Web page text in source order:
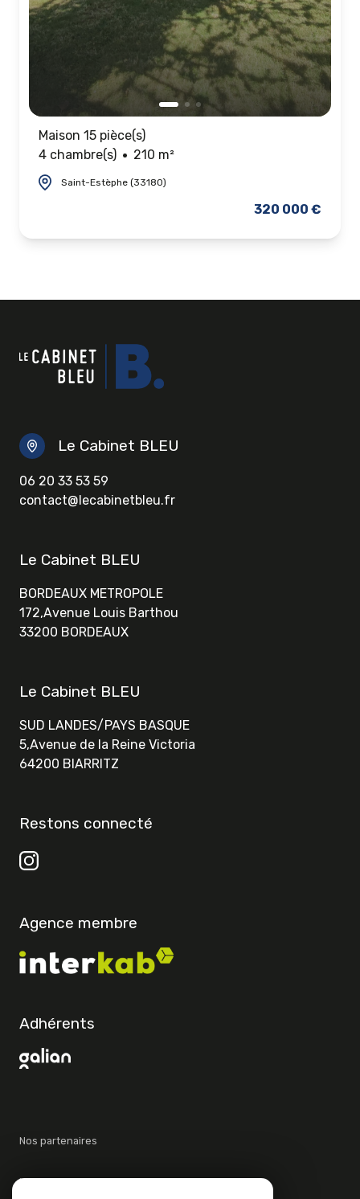
Maison 15 pièce(s)
4 chambre(s)
210 m²
Saint-Estèphe (33180)
320 000 €
Le Cabinet BLEU
06 20 33 53 59
contact@lecabinetbleu.fr
Le Cabinet BLEU
BORDEAUX METROPOLE
172,Avenue Louis Barthou
33200 BORDEAUX
Le Cabinet BLEU
SUD LANDES/PAYS BASQUE
5,Avenue de la Reine Victoria
64200 BIARRITZ
Restons connecté
Agence membre
Adhérents
Nos partenaires
Mentions légales